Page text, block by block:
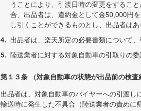
うことにより、引渡日時の変更をするこ
合、出品者は、違約金として金50,000円
し引くことができるものとし、出品者は
出品者は、楽天所定の必要書類について
陸送業者に対する対象自動車の引取りの
第１３条 （対象自動車の状態が出品前の検査
出品者は、対象自動車のバイヤーへの引渡
輸送時に発生した不具合（陸送業者の責めに